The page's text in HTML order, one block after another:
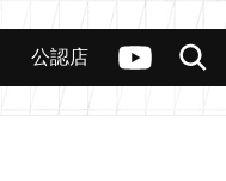
ヴァンガードch
検索
公認店舗 その他
公認店